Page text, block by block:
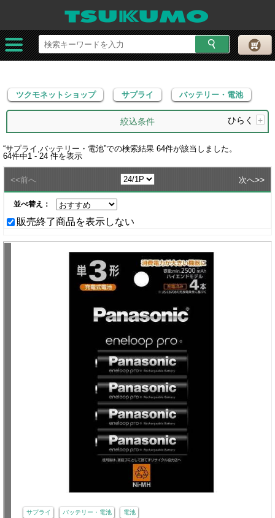
ツクモネットショップ サプライ バッテリー・電池
ツクモネットショップ サプライ バッテリー・電池
絞込条件 ひらく +
“サプライ,バッテリー・電池”での検索結果 64件が該当しました。
64件中1 - 24 件を表示
<<前へ 次へ>>
並べ替え：
販売終了商品を表示しない
サプライ バッテリー・電池 電池